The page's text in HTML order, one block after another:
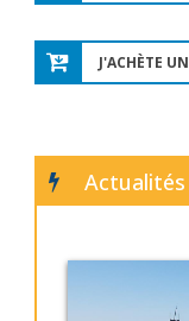
J'ACHÈTE UN
Actualités